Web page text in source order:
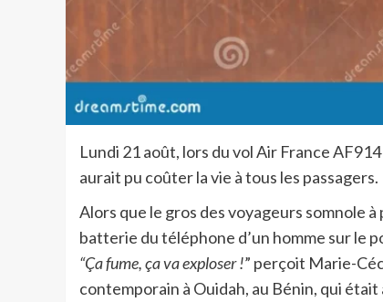
Lundi 21 août, lors du vol Air France
aurait pu coûter la vie à tous les passagers.
Alors que le gros des voyageurs somnole
batterie du téléphone d’un homme sur le
“Ça fume, ça va exploser !” perçoit Marie-
contemporain à Ouidah, au Bénin, qui